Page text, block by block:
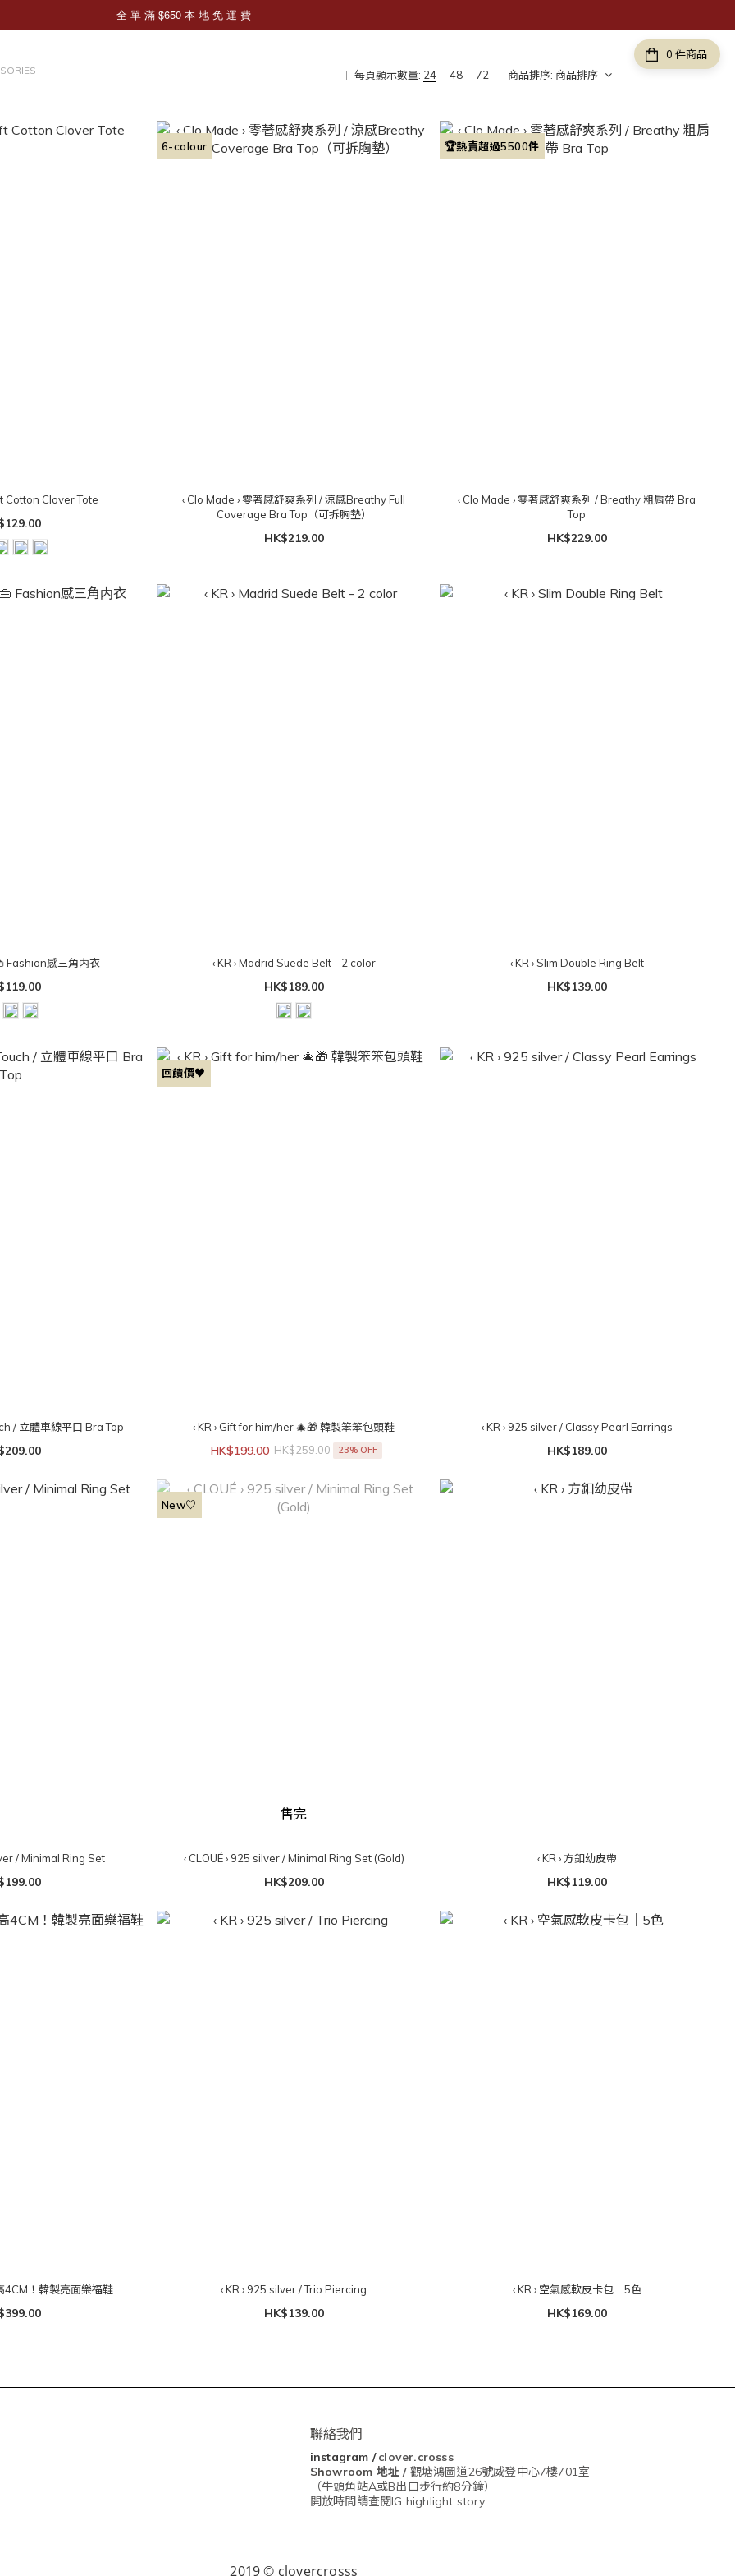
件商品
每頁顯示數量: 24 48 72 商品排序: 商品排序
Cotton Clover Tote
6-colour
‹ Clo Made › 零著感舒爽系列 / 涼感Breathy Full
Coverage Bra Top（可拆胸墊）
HK$219.00
🏆熱賣超過5500件
‹ Clo Made › 零著感舒爽系列 / Breathy 粗肩帶 Bra
Top
HK$229.00
Fashion感三角内衣 ‹ KR › Madrid Suede Belt - 2 color
HK$189.00
‹ KR › Slim Double Ring Belt
HK$139.00
/ 立體車線平口 Bra Top
回饋價♥
‹ KR › Gift for him/her 🎄🎁 韓製笨笨包頭鞋
HK$199.00 HK$259.00 23% OFF
‹ KR › 925 silver / Classy Pearl Earrings
HK$189.00
/ Minimal Ring Set
New♡
售完
‹ CLOUÉ › 925 silver / Minimal Ring Set (Gold)
HK$209.00
‹ KR › 方釦幼皮帶
HK$119.00
4CM！韓製亮面樂福鞋 ‹ KR › 925 silver / Trio Piercing
HK$139.00
‹ KR › 空氣感軟皮卡包｜5色
HK$169.00
聯絡我們
instagram / clover.crosss
Showroom 地址 / 觀塘鴻圖道26號威登中心7樓701室
（牛頭角站A或B出口步行約8分鐘）
開放時間請查閱IG highlight story
2019 © clovercrosss